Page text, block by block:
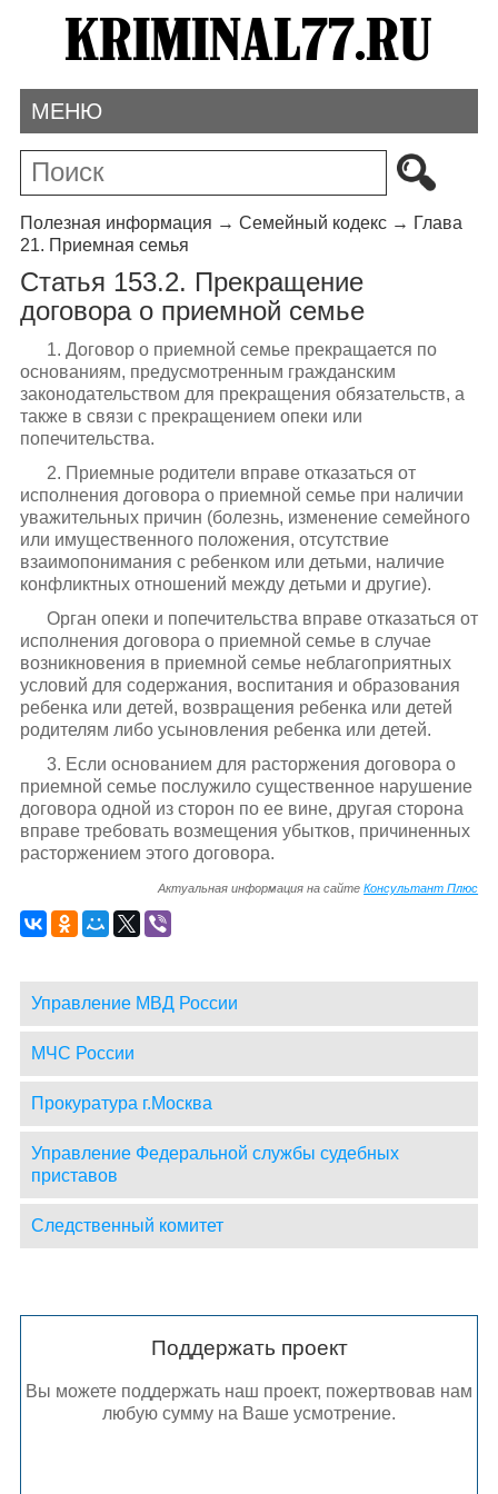
МЕНЮ
Полезная информация → Семейный кодекс→ Глава
21. Приемная семья
Статья 153.2. Прекращение
договора о приемной семье
1. Договор о приемной семье прекращается по
основаниям, предусмотренным гражданским
законодательством для прекращения обязательств, а
также в связи с прекращением опеки или
попечительства.
2. Приемные родители вправе отказаться от
исполнения договора о приемной семье при наличии
уважительных причин (болезнь, изменение семейного
или имущественного положения, отсутствие
взаимопонимания с ребенком или детьми, наличие
конфликтных отношений между детьми и другие).
Орган опеки и попечительства вправе отказаться от
исполнения договора о приемной семье в случае
возникновения в приемной семье неблагоприятных
условий для содержания, воспитания и образования
ребенка или детей, возвращения ребенка или детей
родителям либо усыновления ребенка или детей.
3. Если основанием для расторжения договора о
приемной семье послужило существенное нарушение
договора одной из сторон по ее вине, другая сторона
вправе требовать возмещения убытков, причиненных
расторжением этого договора.
Актуальная информация на сайтеКонсультант Плюс
Управление МВД России
МЧС России
Прокуратура г.Москва
Управление Федеральной службы судебных
приставов
Следственный комитет
Поддержать проект
Вы можете поддержать наш проект, пожертвовав нам
любую сумму на Ваше усмотрение.